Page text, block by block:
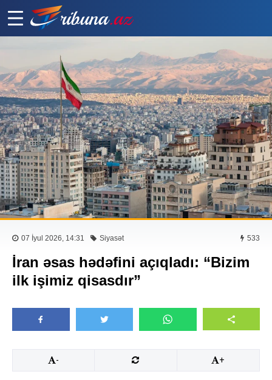
07 İyul 2026, 14:31 Siyasət 533
İran əsas hədəfini açıqladı: “Bizim
ilk işimiz qisasdır”
- +